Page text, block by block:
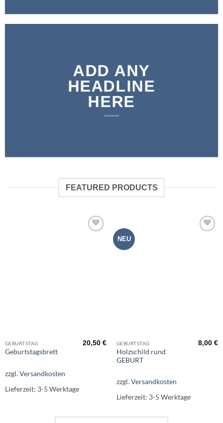
ADD ANY
HEADLINE
HERE
FEATURED PRODUCTS
GEBURTSTAG
Geburtstagsbrett
20,50€
zzgl.Versandkosten
Lieferzeit: 3-5 Werktage
NEU
GEBURTSTAG
Holzschild rund
GEBURT
8,00€
zzgl.Versandkosten
Lieferzeit: 3-5 Werktage